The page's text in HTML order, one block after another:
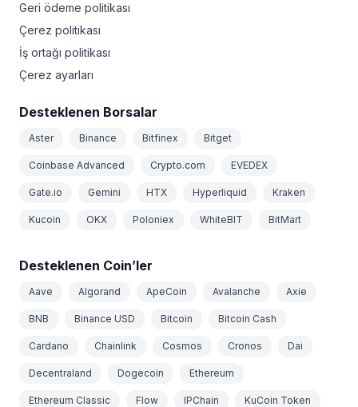
Geri ödeme politikası
Çerez politikası
İş ortağı politikası
Çerez ayarları
Desteklenen Borsalar
Aster Binance Bitfinex Bitget
Coinbase Advanced Crypto.com EVEDEX
Gate.io Gemini HTX Hyperliquid Kraken
Kucoin OKX Poloniex WhiteBIT BitMart
Desteklenen Coin’ler
Aave Algorand ApeCoin Avalanche Axie
BNB Binance USD Bitcoin Bitcoin Cash
Cardano Chainlink Cosmos Cronos Dai
Decentraland Dogecoin Ethereum
Ethereum Classic Flow IPChain KuCoin Token